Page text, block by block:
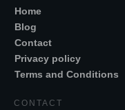
Home
Blog
Contact
Privacy policy
Terms and Conditions
CONTACT